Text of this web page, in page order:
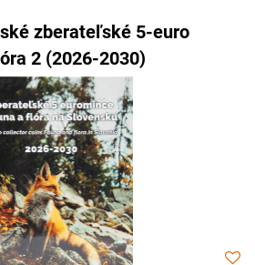
zberateľské 5-euro
2 (2026-2030)